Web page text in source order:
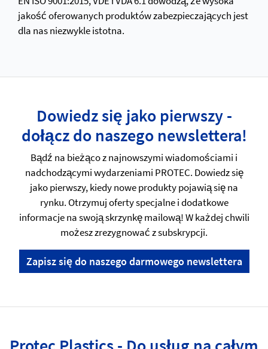
jakość oferowanych produktów zabezpieczających jest
dla nas niezwykle istotna.
Dowiedz się jako pierwszy -
dołącz do naszego newslettera!
Bądź na bieżąco z najnowszymi wiadomościami i
nadchodzącymi wydarzeniami PROTEC. Dowiedz się
jako pierwszy, kiedy nowe produkty pojawią się na
rynku. Otrzymuj oferty specjalne i dodatkowe
informacje na swoją skrzynkę mailową! W każdej chwili
możesz zrezygnować z subskrypcji.
Zapisz się do naszego darmowego newslettera